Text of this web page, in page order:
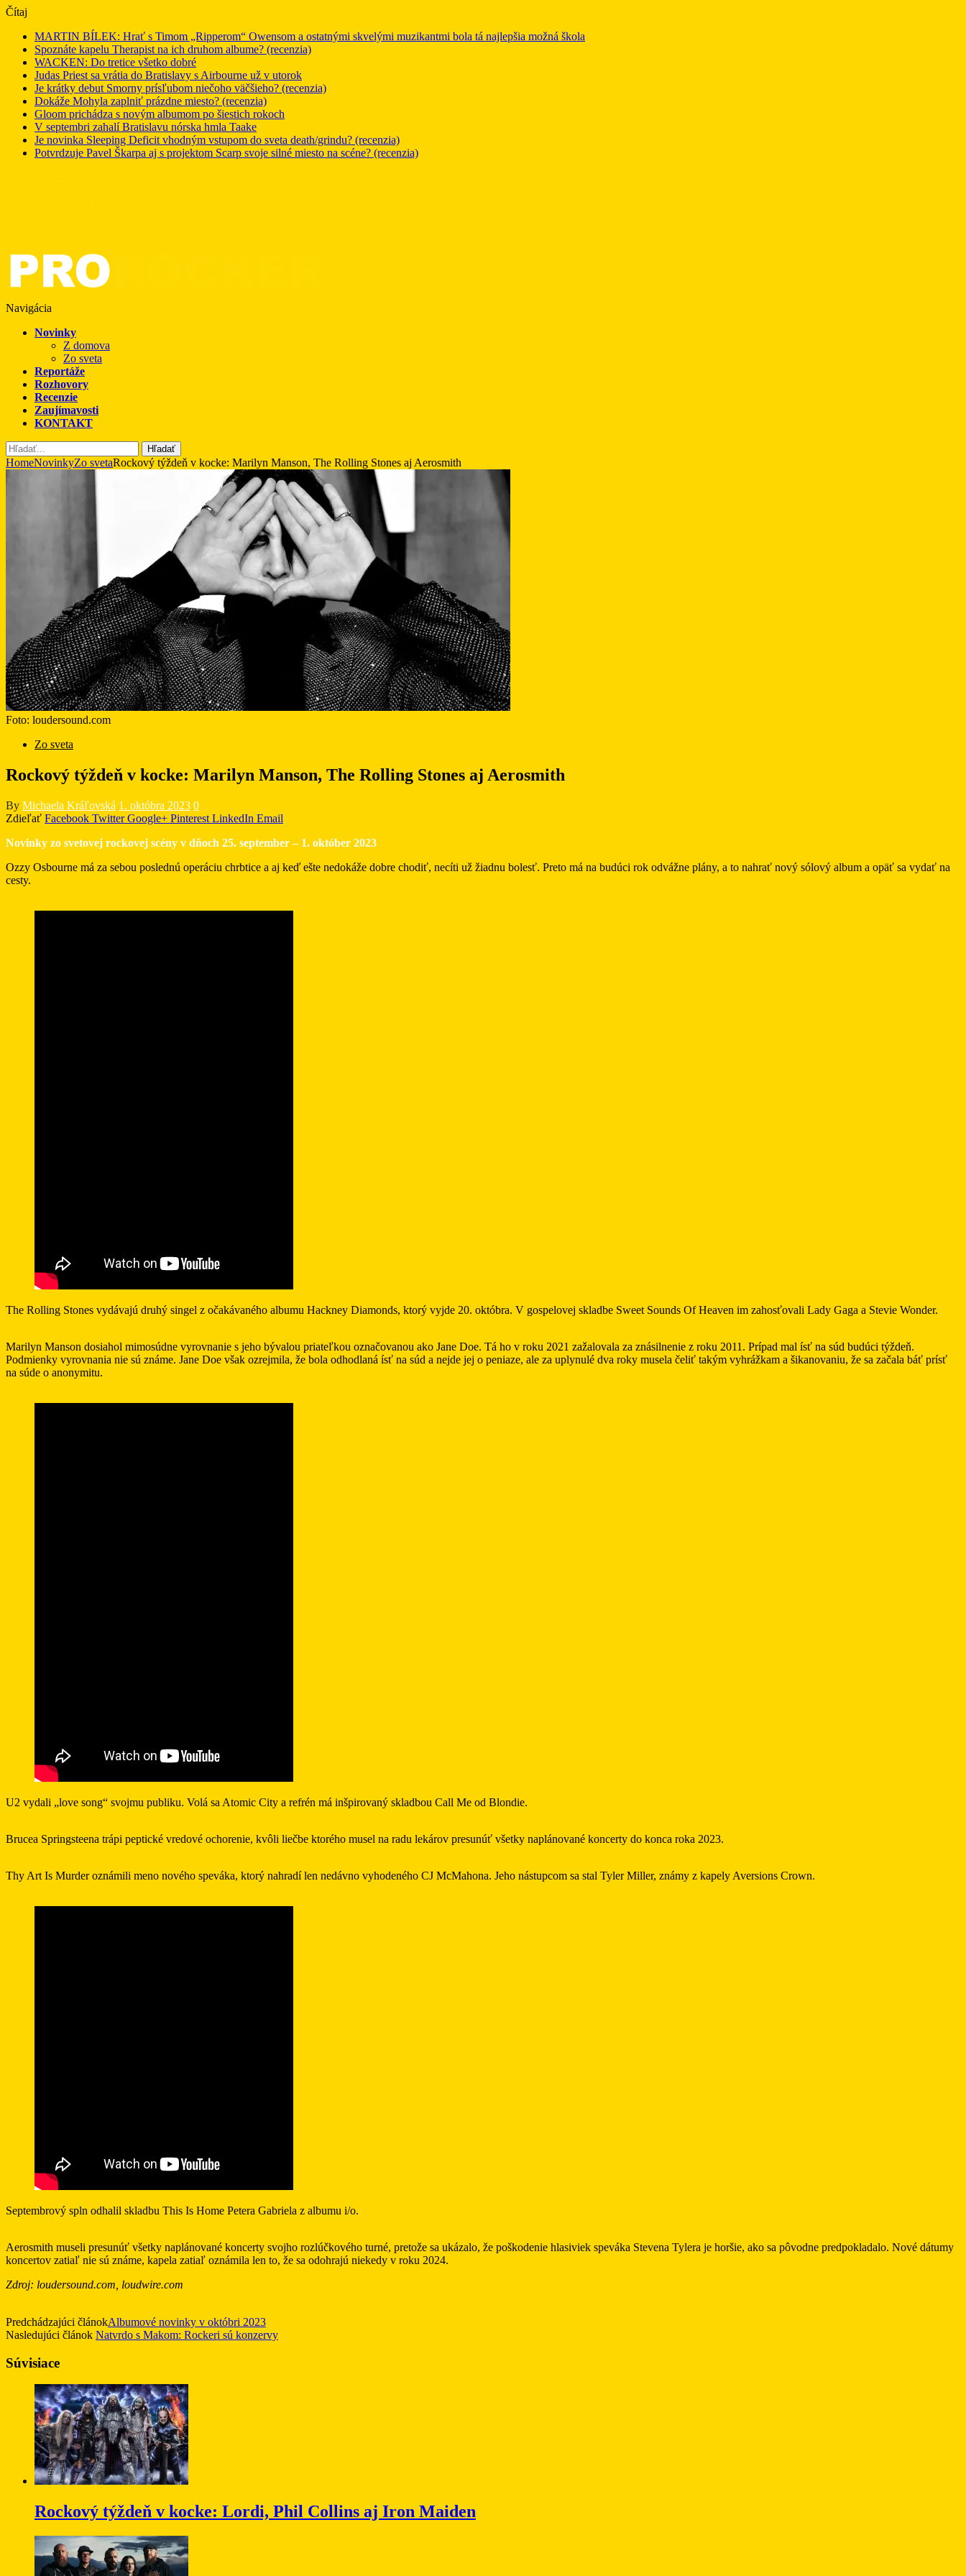
Čítaj
MARTIN BÍLEK: Hrať s Timom „Ripperom“ Owensom a ostatnými skvelými muzikantmi bola tá najlepšia možná škola
Spoznáte kapelu Therapist na ich druhom albume? (recenzia)
WACKEN: Do tretice všetko dobré
Judas Priest sa vrátia do Bratislavy s Airbourne už v utorok
Je krátky debut Smorny prísľubom niečoho väčšieho? (recenzia)
Dokáže Mohyla zaplniť prázdne miesto? (recenzia)
Gloom prichádza s novým albumom po šiestich rokoch
V septembri zahalí Bratislavu nórska hmla Taake
Je novinka Sleeping Deficit vhodným vstupom do sveta death/grindu? (recenzia)
Potvrdzuje Pavel Škarpa aj s projektom Scarp svoje silné miesto na scéne? (recenzia)
Navigácia
Novinky
Z domova
Zo sveta
Reportáže
Rozhovory
Recenzie
Zaujímavosti
KONTAKT
Hľadať
HomeNovinkyZo svetaRockový týždeň v kocke: Marilyn Manson, The Rolling Stones aj Aerosmith
Foto: loudersound.com
Zo sveta
Rockový týždeň v kocke: Marilyn Manson, The Rolling Stones aj Aerosmith
By Michaela Kráľovská 1. októbra 2023 0
Zdieľať Facebook Twitter Google+ Pinterest LinkedIn Email
Novinky zo svetovej rockovej scény v dňoch 25. september – 1. október 2023
Ozzy Osbourne má za sebou poslednú operáciu chrbtice a aj keď ešte nedokáže dobre chodiť, necíti už žiadnu bolesť. Preto má na budúci rok odvážne plány, a to nahrať nový sólový album a opäť sa vydať na
cesty.
The Rolling Stones vydávajú druhý singel z očakávaného albumu Hackney Diamonds, ktorý vyjde 20. októbra. V gospelovej skladbe Sweet Sounds Of Heaven im zahosťovali Lady Gaga a Stevie Wonder.
Marilyn Manson dosiahol mimosúdne vyrovnanie s jeho bývalou priateľkou označovanou ako Jane Doe. Tá ho v roku 2021 zažalovala za znásilnenie z roku 2011. Prípad mal ísť na súd budúci týždeň.
Podmienky vyrovnania nie sú známe. Jane Doe však ozrejmila, že bola odhodlaná ísť na súd a nejde jej o peniaze, ale za uplynulé dva roky musela čeliť takým vyhrážkam a šikanovaniu, že sa začala báť prísť
na súde o anonymitu.
U2 vydali „love song“ svojmu publiku. Volá sa Atomic City a refrén má inšpirovaný skladbou Call Me od Blondie.
Brucea Springsteena trápi peptické vredové ochorenie, kvôli liečbe ktorého musel na radu lekárov presunúť všetky naplánované koncerty do konca roka 2023.
Thy Art Is Murder oznámili meno nového speváka, ktorý nahradí len nedávno vyhodeného CJ McMahona. Jeho nástupcom sa stal Tyler Miller, známy z kapely Aversions Crown.
Septembrový spln odhalil skladbu This Is Home Petera Gabriela z albumu i/o.
Aerosmith museli presunúť všetky naplánované koncerty svojho rozlúčkového turné, pretože sa ukázalo, že poškodenie hlasiviek speváka Stevena Tylera je horšie, ako sa pôvodne predpokladalo. Nové dátumy
koncertov zatiaľ nie sú známe, kapela zatiaľ oznámila len to, že sa odohrajú niekedy v roku 2024.
Zdroj: loudersound.com, loudwire.com
Predchádzajúci článokAlbumové novinky v októbri 2023
Nasledujúci článok Natvrdo s Makom: Rockeri sú konzervy
Súvisiace
Rockový týždeň v kocke: Lordi, Phil Collins aj Iron Maiden